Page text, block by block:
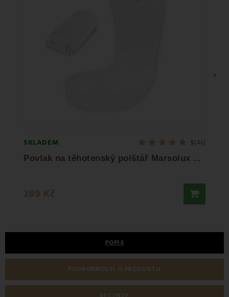
SKLADEM 5(4x)
P
ovlak na těhotenský polštář Marsolux EMI
289 Kč
›
POPIS
PODROBNOSTI O PRODUKTU